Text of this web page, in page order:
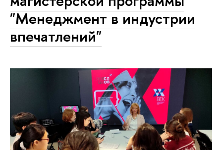
"Менеджмент в индустрии
впечатлений"